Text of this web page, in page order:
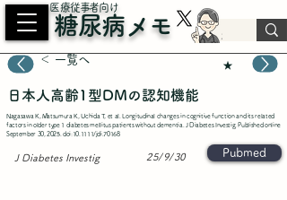
​医療従事者向け
糖尿病メモ
＜ 一覧へ ★
日本人高齢1型DMの認知機能
Nagasawa K, Matsumura K, Uchida T, et al. Longitudinal changes in cognitive function and its related
factors in older type 1 diabetes mellitus patients without dementia. J Diabetes Investig. Published online
September 30, 2025. doi:10.1111/jdi.70168
25/9/30
J Diabetes Investig Pubmed